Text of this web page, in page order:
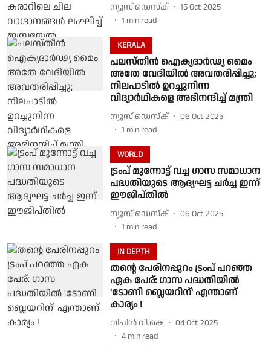
ന്യൂസ് ഡെസ്ക്
15 Oct 2025
1 min read
KERALA
പലസ്തീന്‍ ഐക്യദാര്‍ഢ്യ മൈം
അതേ വേദിയിൽ അവതരിപ്പിച്ചു;
നിലപാടിൽ ഉറച്ചുനിന്ന
വിദ്യാർഥികളെ അഭിനന്ദിച്ച് മന്ത്രി
ന്യൂസ് ഡെസ്ക്
06 Oct 2025
1 min read
WORLD
ട്രംപ് മുന്നോട്ട് വച്ച ഗാസ സമാധാന
പദ്ധതിയുടെ ആദ്യഘട്ട ചർച്ച ഇന്ന്
ഈജിപ്തിൽ
ന്യൂസ് ഡെസ്ക്
06 Oct 2025
1 min read
IN DEPTH
തന്റെ പേരിനപ്പുറം ട്രംപ് പറഞ്ഞ
ഏക പേര്: ഗാസ പദ്ധതിയില്‍
'ടോണി ബ്ലെയറിന്' എന്താണ്
കാര്യം !
വിപിന്‍ വി.കെ
04 Oct 2025
4 min read